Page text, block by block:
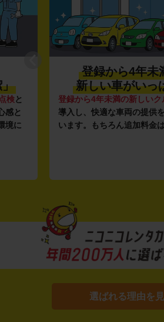
」
検と
感と
境に
登録から4年未
新しい車がいっ
登録から4年未満の新しいク
導入し、快適な車両の提供
います。もちろん追加料金
選ばれる理由を